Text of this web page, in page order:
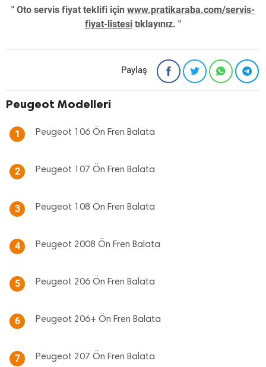
" Oto servis fiyat teklifi için www.pratikaraba.com/servis-
fiyat-listesi tıklayınız. "
Paylaş
Peugeot Modelleri
1 Peugeot 106 Ön Fren Balata
2 Peugeot 107 Ön Fren Balata
3 Peugeot 108 Ön Fren Balata
4 Peugeot 2008 Ön Fren Balata
5 Peugeot 206 Ön Fren Balata
6 Peugeot 206+ Ön Fren Balata
7 Peugeot 207 Ön Fren Balata